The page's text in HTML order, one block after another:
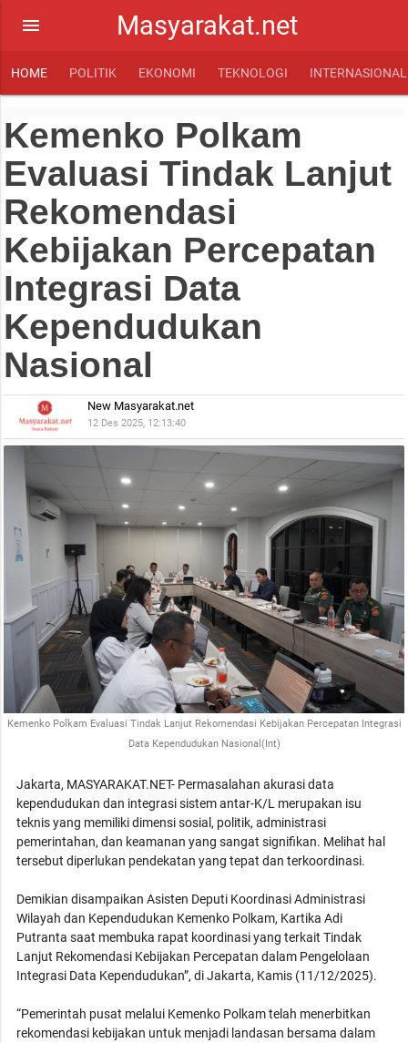
Masyarakat.net
menu
HOME POLITIK EKONOMI TEKNOLOGI INTERNASIONAL
Kemenko Polkam
Evaluasi Tindak Lanjut
Rekomendasi
Kebijakan Percepatan
Integrasi Data
Kependudukan
Nasional
New Masyarakat.net
12 Des 2025, 12:13:40
Kemenko Polkam Evaluasi Tindak Lanjut Rekomendasi Kebijakan Percepatan Integrasi
Data Kependudukan Nasional(Int)
Jakarta, MASYARAKAT.NET- Permasalahan akurasi data
kependudukan dan integrasi sistem antar-K/L merupakan isu
teknis yang memiliki dimensi sosial, politik, administrasi
pemerintahan, dan keamanan yang sangat signifikan. Melihat hal
tersebut diperlukan pendekatan yang tepat dan terkoordinasi.
Demikian disampaikan Asisten Deputi Koordinasi Administrasi
Wilayah dan Kependudukan Kemenko Polkam, Kartika Adi
Putranta saat membuka rapat koordinasi yang terkait Tindak
Lanjut Rekomendasi Kebijakan Percepatan dalam Pengelolaan
Integrasi Data Kependudukan”, di Jakarta, Kamis (11/12/2025).
“Pemerintah pusat melalui Kemenko Polkam telah menerbitkan
rekomendasi kebijakan untuk menjadi landasan bersama dalam